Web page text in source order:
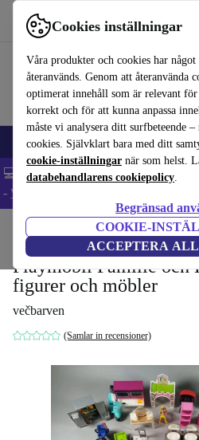
Cookies inställningar
Våra produkter och cookies har något
återanvänds. Genom att återanvända
optimerat innehåll som är relevant
korrekt och för att kunna anpassa
måste vi analysera ditt surfbeteende
cookies. Självklart bara med ditt
cookie-inställningar när som helst.
databehandlarens cookiepolicy.
Begränsad
COOKIE-
ACCEPTERA
Använd refurbed snabbt och enkelt
🎒 Back to school Mobiltelefoner
💻 Extra 5% rabatt på alla MacBooks
- Villkor
Leksaker
Playmobil Familie och
figurer och möbler
večbarven
(Samlar in recensioner)